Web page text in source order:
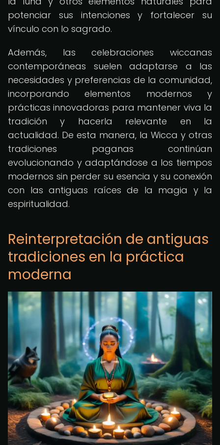
potenciar sus intenciones y fortalecer su
vínculo con lo sagrado.
Además, las celebraciones wiccanas
contemporáneas suelen adaptarse a las
necesidades y preferencias de la comunidad,
incorporando elementos modernos y
prácticas innovadoras para mantener viva la
tradición y hacerla relevante en la
actualidad. De esta manera, la Wicca y otras
tradiciones paganas continúan
evolucionando y adaptándose a los tiempos
modernos sin perder su esencia y su conexión
con las antiguas raíces de la magia y la
espiritualidad.
Reinterpretación de antiguas
tradiciones en la práctica
moderna